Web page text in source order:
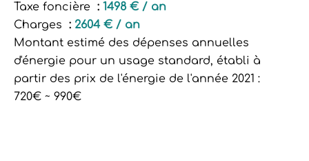
Taxe foncière
1498 € / an
Charges
2604 € / an
Montant estimé des dépenses annuelles
d'énergie pour un usage standard, établi à
partir des prix de l'énergie de l'année 2021 :
720€ ~ 990€